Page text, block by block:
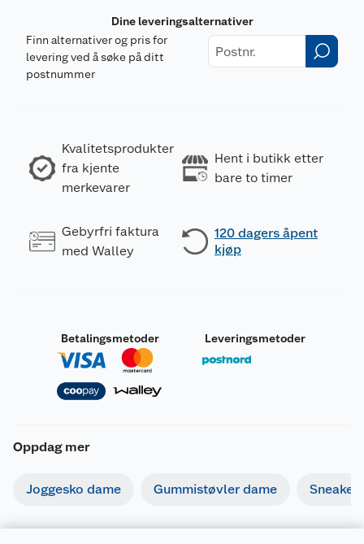
Dine leveringsalternativer
Finn alternativer og pris for
levering ved å søke på ditt
postnummer
Kvalitetsprodukter
fra kjente
merkevarer
Hent i butikk etter
bare to timer
Gebyrfri faktura
med Walley
120 dagers åpent
kjøp
Betalingsmetoder Leveringsmetoder
Oppdag mer
Joggesko dame Gummistøvler dame